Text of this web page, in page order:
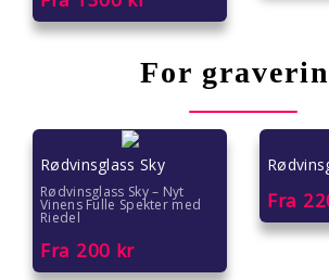
For
Rødvinsglass Sky
Rødvinsglass Sky – Nyt
Vinens Fulle Spekter med
Riedel
Fra 200 kr
Fra